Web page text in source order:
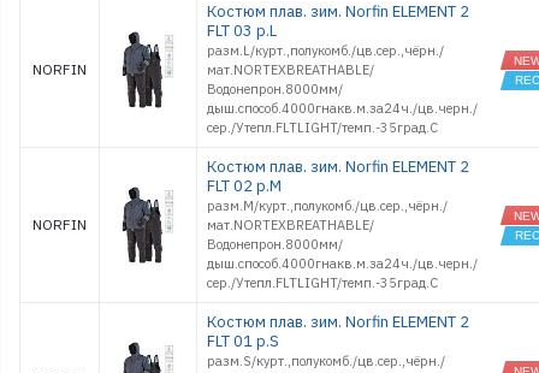
NORFIN
Костюм плав. зим. Norfin ELEMENT 2
FLT 03 р.L
разм.L/курт.,полукомб./цв.сер.,чёрн./
мат.NORTEXBREATHABLE/
Водонепрон.8000мм/
дыш.способ.4000гнакв.м.за24ч./цв.черн./
сер./Утепл.FLTLIGHT/темп.-35град.С
NORFIN
Костюм плав. зим. Norfin ELEMENT 2
FLT 02 р.M
разм.M/курт.,полукомб./цв.сер.,чёрн./
мат.NORTEXBREATHABLE/
Водонепрон.8000мм/
дыш.способ.4000гнакв.м.за24ч./цв.черн./
сер./Утепл.FLTLIGHT/темп.-35град.С
Костюм плав. зим. Norfin ELEMENT 2
FLT 01 р.S
разм.S/курт.,полукомб./цв.сер.,чёрн./